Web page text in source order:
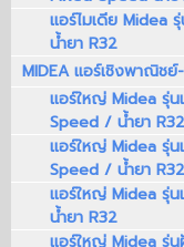
แอร์ไมเดีย Midea
น้ำยา R32
MIDEA แอร์เชิงพาณิช
แอร์ใหญ่ Midea รุ่น
Speed / น้ำยา R32
แอร์ใหญ่ Midea รุ่น
Speed / น้ำยา
แอร์ใหญ่ Midea รุ่
น้ำยา R32
แอร์ใหญ่ Midea รุ่